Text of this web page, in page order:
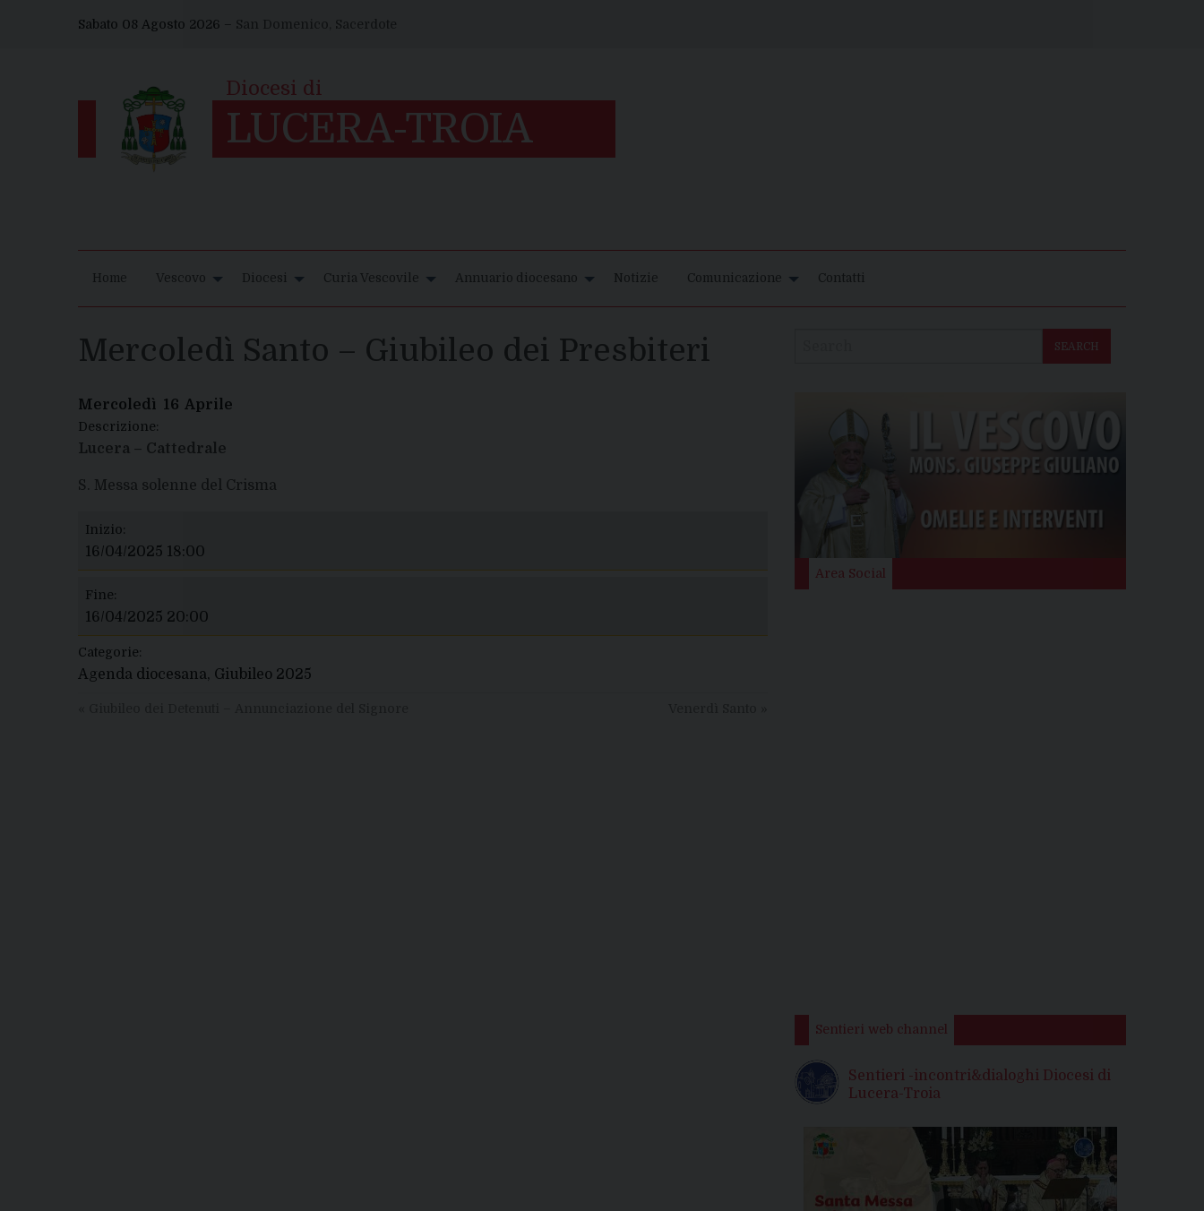
Sabato 08 Agosto 2026 – San Domenico, Sacerdote
Home Vescovo Diocesi Curia Vescovile Annuario diocesano Notizie Comunicazione Contatti
Mercoledì Santo – Giubileo dei Presbiteri
Mercoledì 16 Aprile
Descrizione:
Lucera – Cattedrale
S. Messa solenne del Crisma
Inizio:
16/04/2025 18:00
Fine:
16/04/2025 20:00
Categorie:
Agenda diocesana, Giubileo 2025
SEARCH
Area Social
Sentieri web channel
Sentieri -incontri&dialoghi Diocesi di
Lucera-Troia